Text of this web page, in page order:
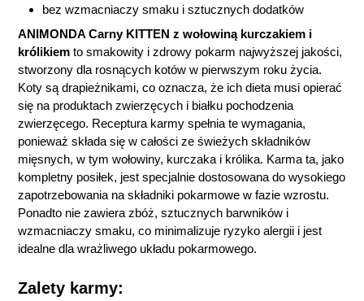
bez wzmacniaczy smaku i sztucznych dodatków
ANIMONDA Carny KITTEN z wołowiną kurczakiem i
królikiem to smakowity i zdrowy pokarm najwyższej jakości,
stworzony dla rosnących kotów w pierwszym roku życia.
Koty są drapieżnikami, co oznacza, że ich dieta musi opierać
się na produktach zwierzęcych i białku pochodzenia
zwierzęcego. Receptura karmy spełnia te wymagania,
ponieważ składa się w całości ze świeżych składników
mięsnych, w tym wołowiny, kurczaka i królika. Karma ta, jako
kompletny posiłek, jest specjalnie dostosowana do wysokiego
zapotrzebowania na składniki pokarmowe w fazie wzrostu.
Ponadto nie zawiera zbóż, sztucznych barwników i
wzmacniaczy smaku, co minimalizuje ryzyko alergii i jest
idealne dla wrażliwego układu pokarmowego.
Zalety karmy: